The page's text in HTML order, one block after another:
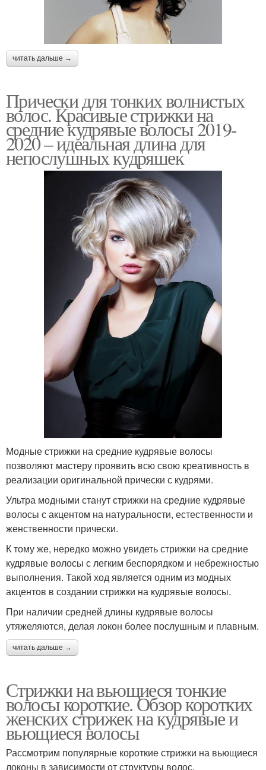
читать дальше →
Прически для тонких волнистых
волос. Красивые стрижки на
средние кудрявые волосы 2019-
2020 – идеальная длина для
непослушных кудряшек
Модные стрижки на средние кудрявые волосы
позволяют мастеру проявить всю свою креативность в
реализации оригинальной прически с кудрями.
Ультра модными станут стрижки на средние кудрявые
волосы с акцентом на натуральности, естественности и
женственности прически.
К тому же, нередко можно увидеть стрижки на средние
кудрявые волосы с легким беспорядком и небрежностью
выполнения. Такой ход является одним из модных
акцентов в создании стрижки на кудрявые волосы.
При наличии средней длины кудрявые волосы
утяжеляются, делая локон более послушным и плавным.
читать дальше →
Стрижки на вьющиеся тонкие
волосы короткие. Обзор коротких
женских стрижек на кудрявые и
вьющиеся волосы
Рассмотрим популярные короткие стрижки на вьющиеся
локоны в зависимости от структуры волос.